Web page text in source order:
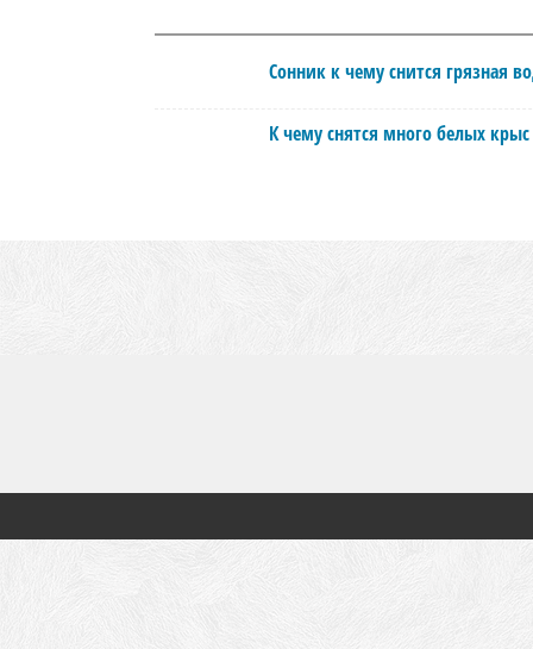
Сонник к чему снится грязная
К чему снятся много белых крыс